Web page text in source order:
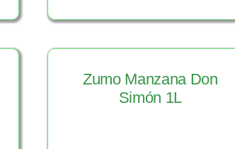
Zumo Manzana Don
Simón 1L